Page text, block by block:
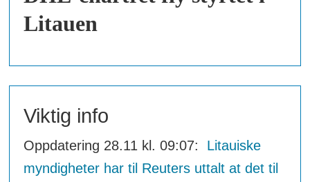
Litauen
Viktig info
Oppdatering 28.11 kl. 09:07:
Litauiske
myndigheter har til Reuters uttalt at det til